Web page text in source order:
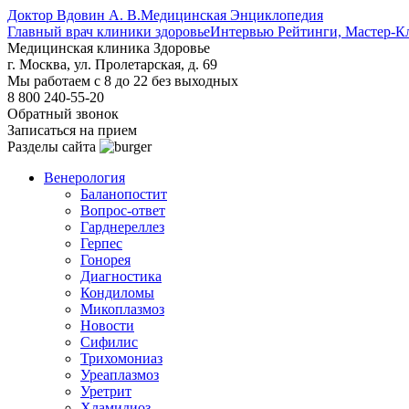
Доктор Вдовин А. В.Медицинская Энциклопедия
Главный врач клиники здоровьеИнтервью Рейтинги, Мастер-
Медицинская клиника Здоровье
г. Москва, ул. Пролетарская, д. 69
Мы работаем с 8 до 22 без выходных
8 800 240-55-20
Обратный звонок
Записаться на прием
Разделы сайта
Венерология
Баланопостит
Вопрос-ответ
Гарднереллез
Герпес
Гонорея
Диагностика
Кондиломы
Микоплазмоз
Новости
Сифилис
Трихомониаз
Уреаплазмоз
Уретрит